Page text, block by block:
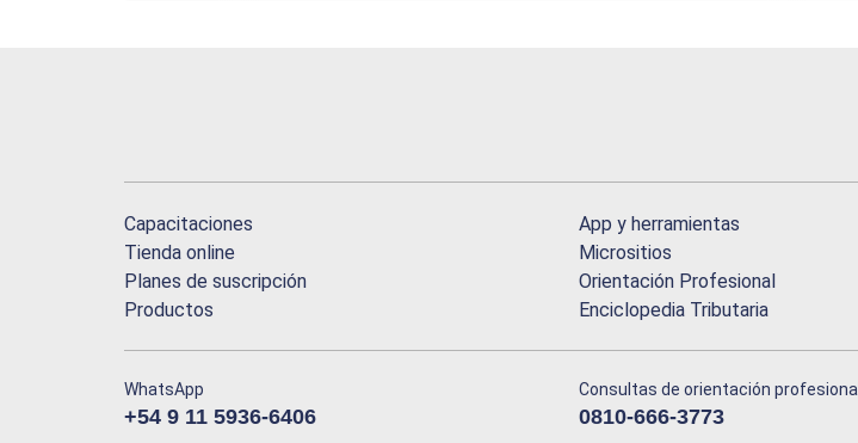
Capacitaciones
Tienda online
Planes de suscripción
Productos
App y herramientas
Micrositios
Orientación Profesional
Enciclopedia Tributaria
WhatsApp
+54 9 11 5936-6406
Consultas de orientación profesional
0810-666-3773